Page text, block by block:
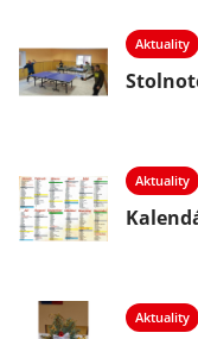
Aktuality
Aktuality
Aktuality